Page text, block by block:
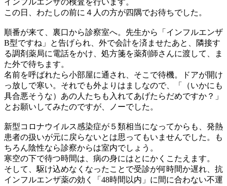
この日、わたしの前に４人の方が四隅でお待ちでした。
順番が来て、裏口から診察室へ。先生から「インフルエンザ
B型ですね」と告げられ、外で会計を済ませたあと、隣接す
る調剤薬局に電話をかけ、処方箋を薬剤師さんに渡して、ま
た外で待ちます。
名前を呼ばれたら小部屋に通され、そこで待機。ドアが開け
っ放しで寒い。それでも外よりはましなので、「（いかにも
具合悪そうな）あの人たちも入れてあげたらだめですか？」
とお願いしてみたのですが、ノーでした。
新型コロナウイルス感染症が５類相当になってからも、発熱
患者の扱いが元に戻らないとは思ってもいませんでした。も
ちろん陰性なら診察からは室内でしょう。
寒空の下で待つ時間は、病の身にはとにかくこたえます。
そして、駆け込めなくなったことで受診が何時間か遅れ、抗
インフルエンザ薬の効く「48時間以内」に間に合わない不運